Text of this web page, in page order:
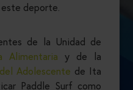
deporte.
de la Unidad de
Alimentaria y de la
Adolescente de Ita
Paddle Surf como